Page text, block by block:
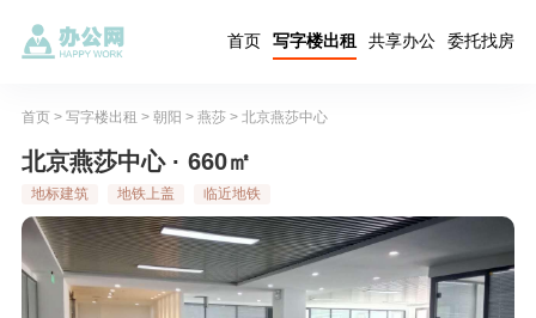
首页 写字楼出租 共享办公 委托找房
首页> 写字楼出租 > 朝阳 > 燕莎> 北京燕莎中心
北京燕莎中心 · 660㎡
地标建筑 地铁上盖 临近地铁